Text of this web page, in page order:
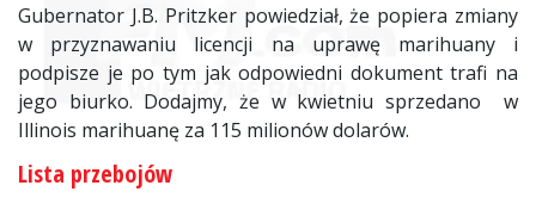
Gubernator J.B. Pritzker powiedział, że popiera zmiany
w przyznawaniu licencji na uprawę marihuany i
podpisze je po tym jak odpowiedni dokument trafi na
jego biurko. Dodajmy, że w kwietniu sprzedano w
Illinois marihuanę za 115 milionów dolarów.
Lista przebojów